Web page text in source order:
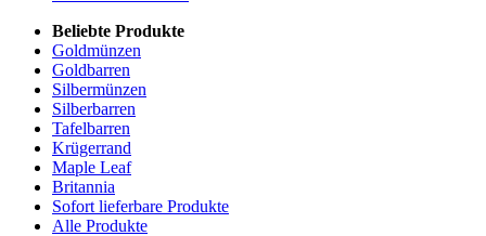
Beliebte Produkte
Goldmünzen
Goldbarren
Silbermünzen
Silberbarren
Tafelbarren
Krügerrand
Maple Leaf
Britannia
Sofort lieferbare Produkte
Alle Produkte